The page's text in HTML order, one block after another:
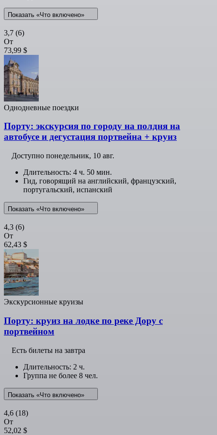
Показать «Что включено»
3,7 (6)
От
73,99 $
Однодневные поездки
Порту: экскурсия по городу на полдня на
автобусе и дегустация портвейна + круиз
Доступно понедельник, 10 авг.
Длительность: 4 ч. 50 мин.
Гид, говорящий на английский, французский,
португальский, испанский
Показать «Что включено»
4,3 (6)
От
62,43 $
Экскурсионные круизы
Порту: круиз на лодке по реке Дору с
портвейном
Есть билеты на завтра
Длительность: 2 ч.
Группа не более 8 чел.
Показать «Что включено»
4,6 (18)
От
52,02 $